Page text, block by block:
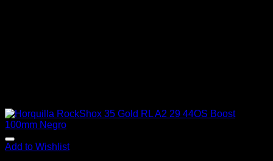
Add to Wishlist